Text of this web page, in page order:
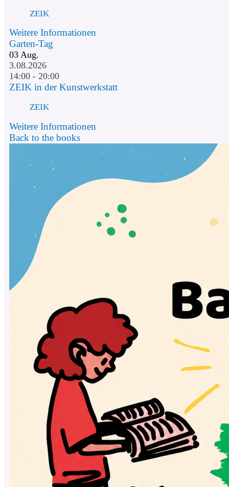
ZEIK
Weitere Informationen
Garten-Tag
03 Aug.
3.08.2026
14:00 - 20:00
ZEIK in der Kunstwerkstatt
ZEIK
Weitere Informationen
Back to the books